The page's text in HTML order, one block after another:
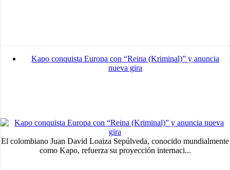
Kapo conquista Europa con “Reina (Kriminal)” y anuncia
nueva gira
El colombiano Juan David Loaiza Sepúlveda, conocido mundialmente
como Kapo, refuerza su proyección internaci...